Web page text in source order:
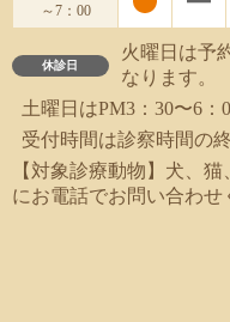
～7：00
休診日
火曜日は予
なります。
土曜日はPM3：30〜6：
受付時間は診察時間の
【対象診療動物】犬、
にお電話でお問い合わせ